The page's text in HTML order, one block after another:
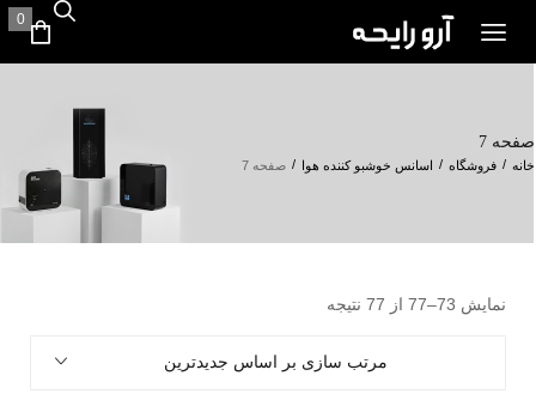
0
صفحه 7
خانه / فروشگاه / اسانس خوشبو کننده هوا / صفحه 7
نمایش 73–77 از 77 نتیجه
مرتب سازی بر اساس جدیدترین